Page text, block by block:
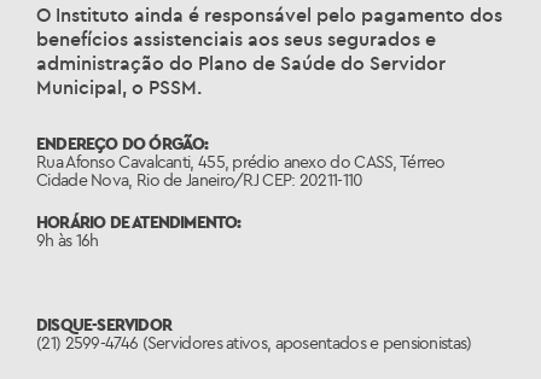
O Instituto ainda é responsável pelo pagamento dos
benefícios assistenciais aos seus segurados e
administração do Plano de Saúde do Servidor
Municipal, o PSSM.
ENDEREÇO DO ÓRGÃO:
Rua Afonso Cavalcanti, 455, prédio anexo do CASS, Térreo
Cidade Nova, Rio de Janeiro/RJ CEP: 20211-110
HORÁRIO DE ATENDIMENTO:
9h às 16h
DISQUE-SERVIDOR
(21) 2599-4746 (Servidores ativos, aposentados e pensionistas)